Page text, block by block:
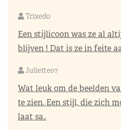
Trixedo
Een stijlicoon was ze al
blijven ! Dat is ze in feite
Juliette07
Wat leuk om de beelden
te zien. Een stijl, die zich
laat sa..